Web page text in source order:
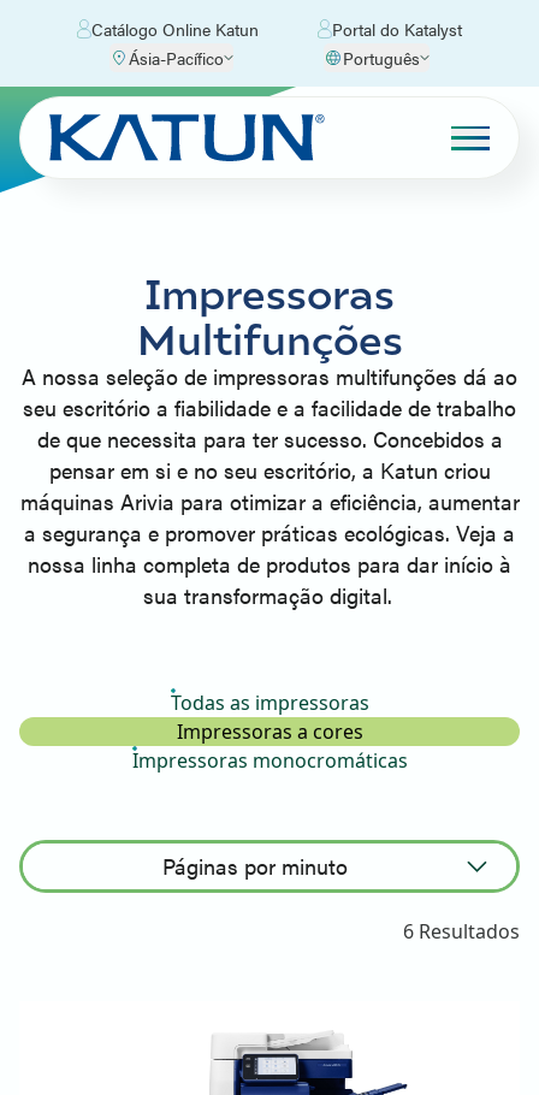
Catálogo Online Katun
Portal do Katalyst
Ásia-Pacífico
Português
Impressoras
Multifunções
A nossa seleção de impressoras multifunções dá ao
seu escritório a fiabilidade e a facilidade de trabalho
de que necessita para ter sucesso. Concebidos a
pensar em si e no seu escritório, a Katun criou
máquinas Arivia para otimizar a eficiência, aumentar
a segurança e promover práticas ecológicas. Veja a
nossa linha completa de produtos para dar início à
sua transformação digital.
Todas as impressoras
Impressoras a cores
Impressoras monocromáticas
Páginas por minuto
6 Resultados